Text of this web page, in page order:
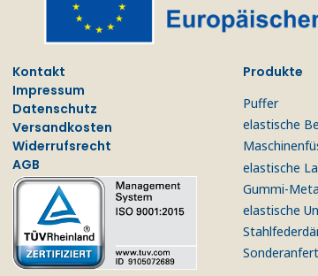
Kontakt
Impressum
Datenschutz
Versandkosten
Widerrufsrecht
AGB
Produkte
Puffer
elastische
elastische
Gummi-
elastische